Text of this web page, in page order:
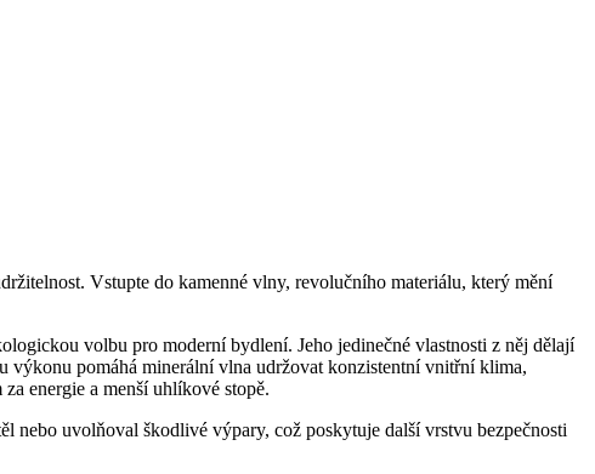
Vstupte do kamenné vlny, revolučního materiálu, který mění
volbu pro moderní bydlení. Jeho jedinečné vlastnosti z něj dělají
výkonu pomáhá minerální vlna udržovat konzistentní vnitřní klima,
energie a menší uhlíkové stopě.
nebo uvolňoval škodlivé výpary, což poskytuje další vrstvu bezpečnosti